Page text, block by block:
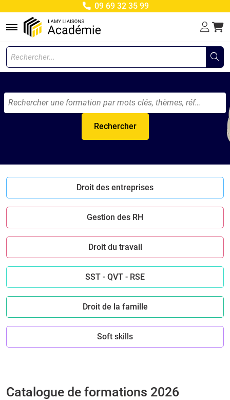
09 69 32 35 99
Menu
Rechercher
Droit des entreprises
Gestion des RH
Droit du travail
SST - QVT - RSE
Droit de la famille
Soft skills
Catalogue de formations 2026